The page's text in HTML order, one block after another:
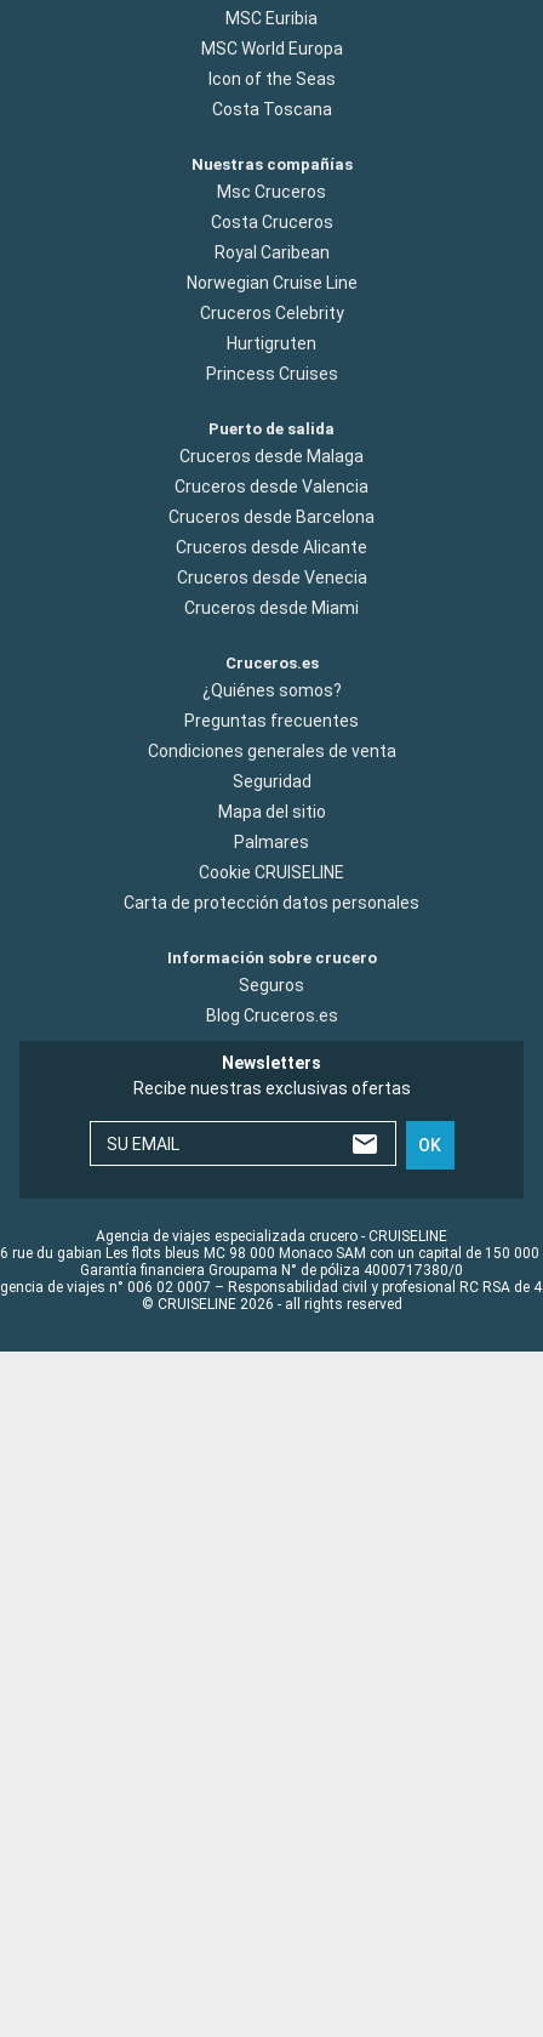
MSC Euribia
MSC World Europa
Icon of the Seas
Costa Toscana
Nuestras compañías
Msc Cruceros
Costa Cruceros
Royal Caribean
Norwegian Cruise Line
Cruceros Celebrity
Hurtigruten
Princess Cruises
Puerto de salida
Cruceros desde Malaga
Cruceros desde Valencia
Cruceros desde Barcelona
Cruceros desde Alicante
Cruceros desde Venecia
Cruceros desde Miami
Cruceros.es
¿Quiénes somos?
Preguntas frecuentes
Condiciones generales de venta
Seguridad
Mapa del sitio
Palmares
Cookie CRUISELINE
Carta de protección datos personales
Información sobre crucero
Seguros
Blog Cruceros.es
Newsletters
Recibe nuestras exclusivas ofertas
SU EMAIL OK
Agencia de viajes especializada crucero - CRUISELINE
rue du gabian Les flots bleus MC 98 000 Monaco SAM con un capital de 150 000
Garantía financiera Groupama N° de póliza 4000717380/0
de viajes n° 006 02 0007 – Responsabilidad civil y profesional RC RSA de
© CRUISELINE 2026 - all rights reserved